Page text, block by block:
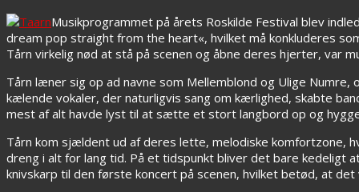
Musikprogrammet på årets Roskilde Festival blev
dream pop straight from the heart«, hvilket må konkluderes
Tårn virkelig nød at stå på scenen og åbne deres hjerter, var
Tårn læner sig op ad navne som Mellemblond og Ulige
kælende vokaler, der naturligvis sang om kærlighed, skabte
mest af alt havde lyst til at sætte et stort langbord op og
Tårn kom sjældent ud af deres lette, melodiske komfortzone,
dreng i alt for lang tid. På et tidspunkt bliver det bare kedeligt
knivskarp til den første koncert på scenen, hvilket betød, at